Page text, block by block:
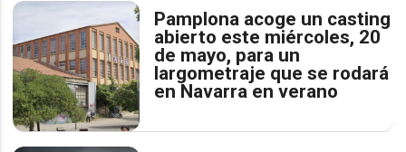
Pamplona acoge un casting
abierto este miércoles, 20
de mayo, para un
largometraje que se rodará
en Navarra en verano